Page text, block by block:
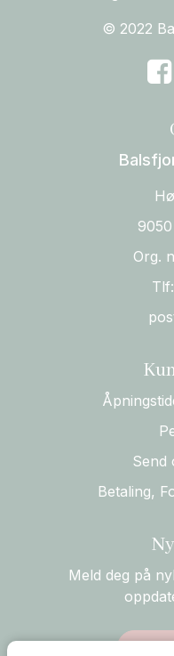
© 2022
Org.
Tlf:
Send
Betaling,
Meld deg på